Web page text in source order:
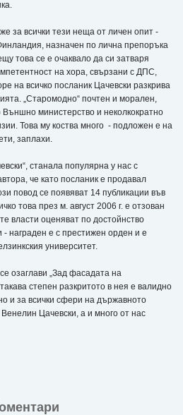
за всички тези неща от личен опит -
назначен по лична препоръка
това се е очаквало да си затваря
на хора, свързани с ДПС,
на всичко посланик Цачевски разкрива
„Старомодно“ почтен и морален,
министерство и неколкократно
Това му коства много - подложен е на
заплахи.
станала популярна у нас с
че като посланик е продавал
повод се появяват 14 публикации във
това през м. август 2006 г. е отзован
власти оценяват по достойнство
награден е с престижен орден и е
университет.
озаглави „Зад фасадата на
степен разкритото в нея е валидно
и за всички сфери на държавното
Цачевски, а и много от нас